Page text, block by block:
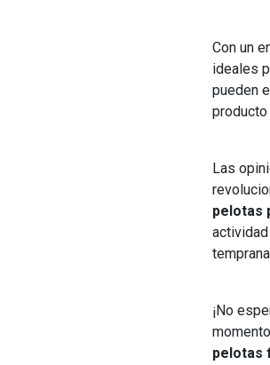
Con un
ideales
pueden
Las
pelotas
¡No
pelotas